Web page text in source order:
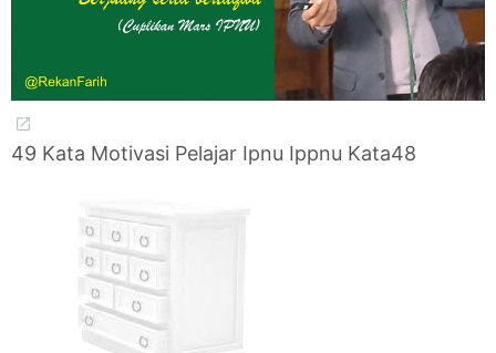
49 Kata Motivasi Pelajar Ipnu Ippnu Kata48